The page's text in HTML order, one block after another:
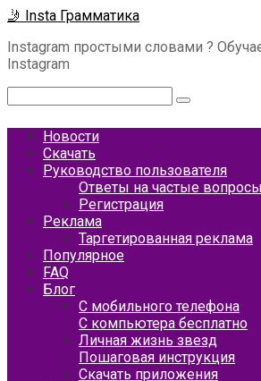
Перейти
контенту
🤳 Insta Грамматика
Instagram простыми словами ?
Instagram
Новости
Скачать
Руководство пользователя
Ответы на частые вопросы
Регистрация
Реклама
Таргетированная реклама
Популярное
FAQ
Блог
С мобильного телефона
С компьютера бесплатно
Личная жизнь звезд
Пошаговая инструкция
Скачать приложения